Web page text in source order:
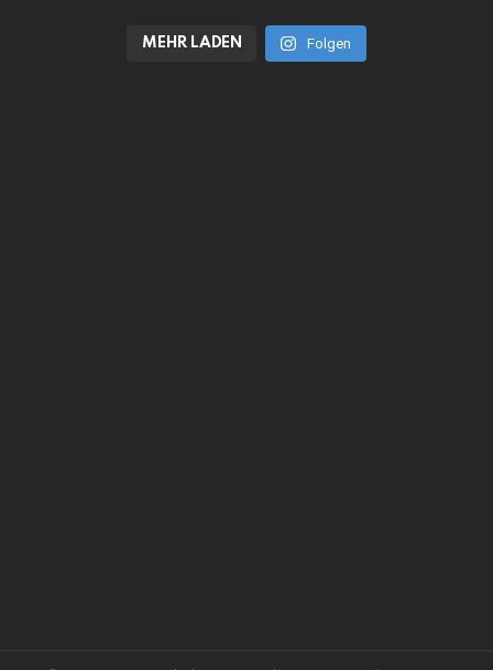
MEHR LADEN Folgen